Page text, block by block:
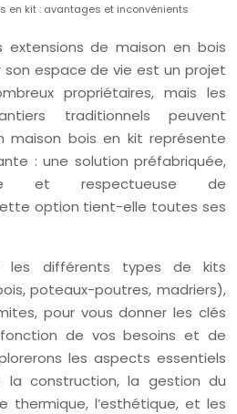
en kit : avantages et inconvénients
extensions de maison en bois
son espace de vie est un projet
propriétaires, mais les
traditionnels peuvent
maison bois en kit représente
: une solution préfabriquée,
et respectueuse de
option tient-elle toutes ses
les différents types de kits
poteaux-poutres, madriers),
pour vous donner les clés
fonction de vos besoins et de
les aspects essentiels
construction, la gestion du
thermique, l’esthétique, et les